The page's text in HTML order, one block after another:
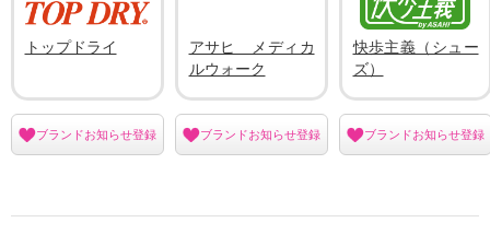
トップドライ
ブランドお知らせ登録
アサヒ メディカ
ルウォーク
ブランドお知らせ登録
快歩主義（シュー
ズ）
ブランドお知らせ登録